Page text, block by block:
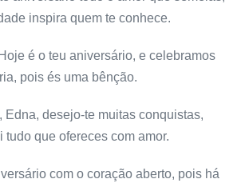
inspira quem te conhece.
é o teu aniversário, e celebramos
pois és uma bênção.
Edna, desejo-te muitas conquistas,
tudo que ofereces com amor.
com o coração aberto, pois há